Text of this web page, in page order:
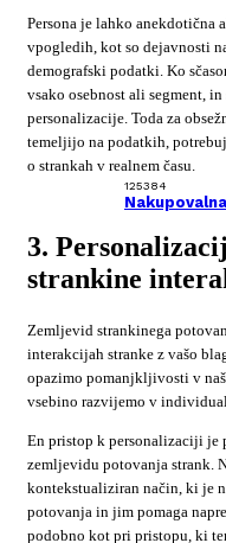
125384
Persona je lahko
vpogledih, kot so dejavnosti
demografski podatki. Ko
vsako osebnost ali segment,
personalizacije. Toda za
temeljijo na podatkih,
o strankah v realnem času.
3.
strankine
Zemljevid strankinega
interakcijah stranke z vašo
opazimo pomanjkljivosti v
vsebino razvijemo v
En pristop k personalizaciji je
zemljevidu potovanja strank.
kontekstualiziran način, ki je
potovanja in jim pomaga
podobno kot pri pristopu, ki